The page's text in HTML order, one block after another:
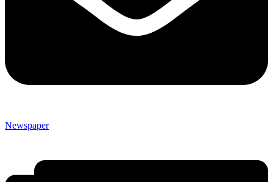
Newspaper